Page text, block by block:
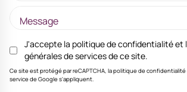
J'accepte la politique de confidentialitéet
générales de servicesde ce site.
Ce site est protégé par reCAPTCHA, la politique de
service de Google s'appliquent.